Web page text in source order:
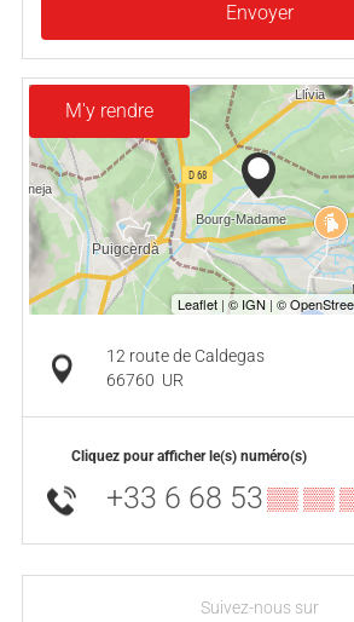
Envoyer
M'y rendre
12 route de Caldegas
66760 UR
Cliquez pour afficher le(s) numéro(s)
+33 6 68 53▒▒ ▒▒
Suivez-nous sur